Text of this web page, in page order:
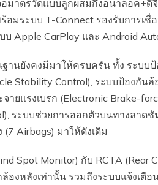
มาตรวัดแบบลูกผสมกึ่งอนาล็อค+ดิ
อมระบบ T-Connect รองรับการ
บ Apple CarPlay และ Android
นยังคงมีมาให้ครบครัน ทั้ง ระบบป้
Stability Control), ระบบป้องกัน
จายแรงเบรก (Electronic Brake-
ระบบช่วยการออกตัวบนทางลาด
Airbags) มาให้ดังเดิม
Spot Monitor) กับ RCTA (Rear
องหลังเท่านั้น รวมถึงระบบแจ้งเตื